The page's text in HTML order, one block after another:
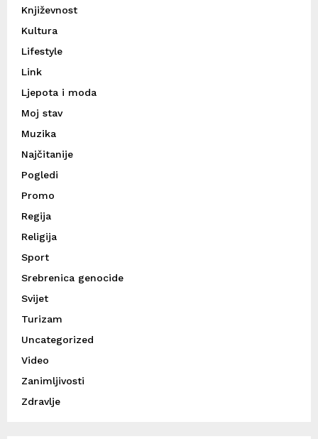
Književnost
Kultura
Lifestyle
Link
Ljepota i moda
Moj stav
Muzika
Najčitanije
Pogledi
Promo
Regija
Religija
Sport
Srebrenica genocide
Svijet
Turizam
Uncategorized
Video
Zanimljivosti
Zdravlje